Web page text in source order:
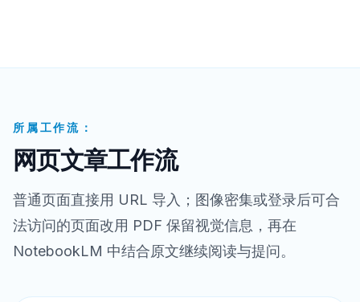
所属工作流：
网页文章工作流
普通页面直接用 URL 导入；图像密集或登录后可合
法访问的页面改用 PDF 保留视觉信息，再在
NotebookLM 中结合原文继续阅读与提问。